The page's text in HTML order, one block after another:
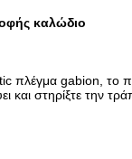
καλώδιο
πλέγμα gabion, το
και στηρίξτε την